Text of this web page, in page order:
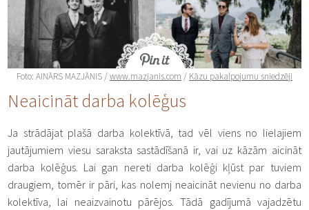
Foto: AINĀRS MAZJĀNIS /www.mazjanis.com / Kāzu pakalpojumu sniedzēji
Neaicināt darba kolēģus
Ja strādājat plašā darba kolektīvā, tad vēl viens no lielajiem
jautājumiem viesu saraksta sastādīšanā ir, vai uz kāzām aicināt
darba kolēģus. Lai gan nereti darba kolēģi kļūst par tuviem
draugiem, tomēr ir pāri, kas nolemj neaicināt nevienu no darba
kolektīva, lai neaizvainotu pārējos. Tādā gadījumā vajadzētu